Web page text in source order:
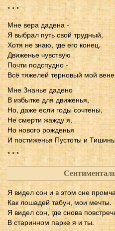
* * *
Мне вера дадена -
Я выбрал путь свой трудный,
Хотя не знаю, где его конец.
Движенье чувствую
Почти подспудно -
Всё тяжелей терновый мой
Мне Знанье дадено
В избытке для движенья,
Но, даже если годы сочтены,
Не смерти жажду я,
Но нового рожденья
И постиженья Пустоты и
* * *
Я видел сон и в этом сне
Как лошадей табун, мои мечты.
Я видел сон, где снова
В старинном парке я и ты.